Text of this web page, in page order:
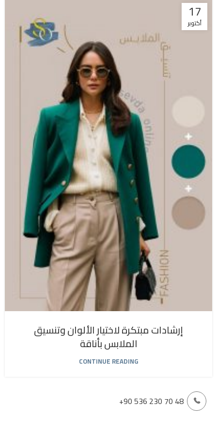
17
أكتوبر
إرشادات مبتكرة لاختيار الألوان وتنسيق
الملابس بأناقة
CONTINUE READING
+90 536 230 70 48